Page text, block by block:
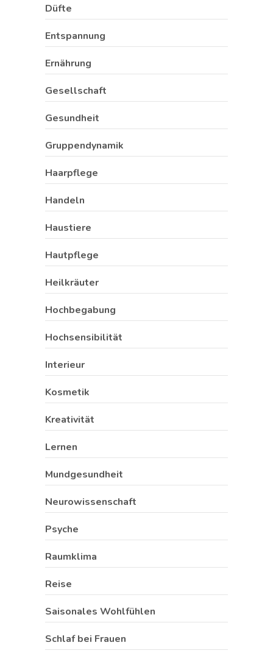
Düfte
Entspannung
Ernährung
Gesellschaft
Gesundheit
Gruppendynamik
Haarpflege
Handeln
Haustiere
Hautpflege
Heilkräuter
Hochbegabung
Hochsensibilität
Interieur
Kosmetik
Kreativität
Lernen
Mundgesundheit
Neurowissenschaft
Psyche
Raumklima
Reise
Saisonales Wohlfühlen
Schlaf bei Frauen